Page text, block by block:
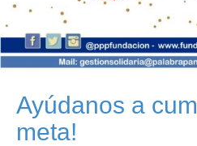
Ayúdanos a
meta!